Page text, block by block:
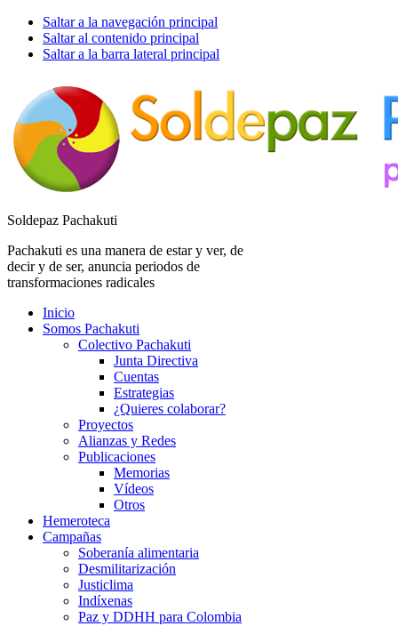
Saltar a la navegación principal
Saltar al contenido principal
Saltar a la barra lateral principal
Soldepaz Pachakuti
Pachakuti es una manera de estar y ver, de
decir y de ser, anuncia periodos de
transformaciones radicales
Inicio
Somos Pachakuti
Colectivo Pachakuti
Junta Directiva
Cuentas
Estrategias
¿Quieres colaborar?
Proyectos
Alianzas y Redes
Publicaciones
Memorias
Vídeos
Otros
Hemeroteca
Campañas
Soberanía alimentaria
Desmilitarización
Justiclima
Indíxenas
Paz y DDHH para Colombia